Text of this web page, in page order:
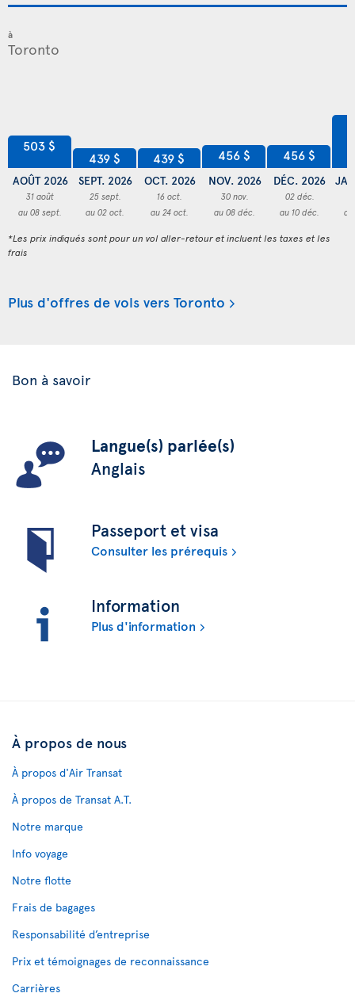
à
503 $
AOÛT 2026
31 août
au 08 sept.
439 $
SEPT. 2026
25 sept.
au 02 oct.
439 $
OCT. 2026
16 oct.
au 24 oct.
456 $
NOV. 2026
30 nov.
au 08 déc.
456 $
DÉC. 2026
02 déc.
au 10 déc.
*Les prix indiqués sont pour un vol aller-retour et incluent les taxes et les
frais
Plus d'offres de vols vers Toronto
Bon à savoir
Langue(s) parlée(s)
Anglais
Passeport et visa
Consulter les prérequis
Information
Plus d'information
À propos de nous
À propos d'Air Transat
À propos de Transat A.T.
Notre marque
Info voyage
Notre flotte
Frais de bagages
Responsabilité d’entreprise
Prix et témoignages de reconnaissance
Carrières